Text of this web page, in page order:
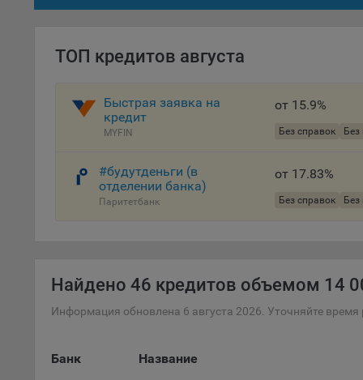
На
ТОП кредитов августа
Быстрая заявка на
кредит
MYFIN
от 15.9%
Без справок Без
#будутденьги (в
отделении банка)
Паритетбанк
от 17.83%
Без справок Без
Найдено 46 кредитов объемом 14
Информация обновлена 6 августа 2026. Уточняйте время
Банк Название